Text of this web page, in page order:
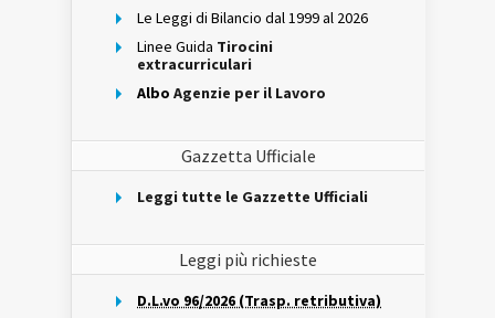
Le Leggi di Bilancio dal 1999 al 2026
Linee Guida Tirocini
extracurriculari
Albo Agenzie per il Lavoro
Gazzetta Ufficiale
Leggi tutte le Gazzette Ufficiali
Leggi più richieste
D.L.vo 96/2026 (Trasp. retributiva)